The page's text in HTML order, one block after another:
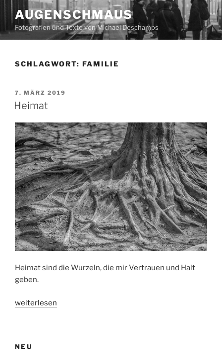
Zum
Inhalt
springen
AUGENSCHMAUS
Fotografien und Texte von Michael Deschamps
SCHLAGWORT: FAMILIE
VERÖFFENTLICHT
AM
7. MÄRZ 2019
Heimat
Heimat sind die Wurzeln, die mir Vertrauen und Halt
geben.
„Heimat“
weiterlesen
NEU